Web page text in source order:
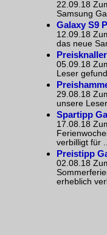
22.09.18
Samsung
Galaxy S9
12.09.18
das neue
05.09.18
Leser
29.08.18
unsere
Spartipp
17.08.18
verbilligt für
Preistipp
02.08.18
erheblich